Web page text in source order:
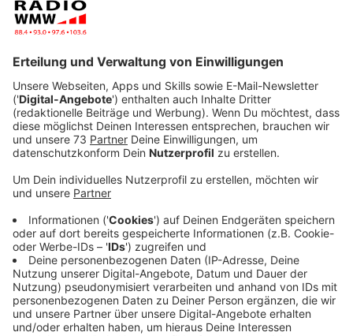
Veröffentlicht:
Mobile Impfangebote in der Woche und am
Wochenende
Anzeige
Der Kreis Borken bietet in Kooperation mit der
Kassenärztlichen Vereinigung Westfalen-Lippe
weiterhin mobile Impfangebote vor Ort mit den
"Impfmobilen des Kreises Borken" an. Eine Liste mit
den aktuellen Standorten und Terminen für die
kommenden Wochen gibt es auf der Internetseite des
Kreises Borken unter www.kreis-